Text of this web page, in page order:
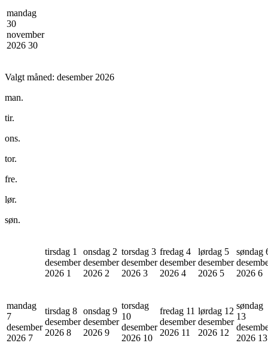
mandag
30
november
2026 30
Valgt måned: desember 2026
man.
tir.
ons.
tor.
fre.
lør.
søn.
tirsdag 1
desember
2026 1
onsdag 2
desember
2026 2
torsdag 3
desember
2026 3
fredag 4
desember
2026 4
lørdag 5
desember
2026 5
søndag
2026 6
mandag
7
desember
2026 7
tirsdag 8
desember
2026 8
onsdag 9
desember
2026 9
torsdag
10
desember
2026 10
fredag 11
desember
2026 11
lørdag 12
desember
2026 12
søndag
13
2026 13